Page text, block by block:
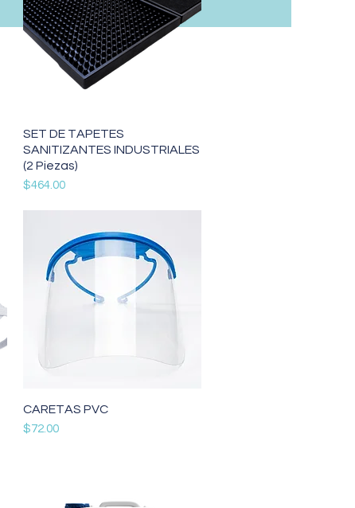
Vista rápida
SET DE TAPETES
SANITIZANTES INDUSTRIALES
(2 Piezas)
Precio
$464.00
Vista rápida
CARETAS PVC
Precio
$72.00